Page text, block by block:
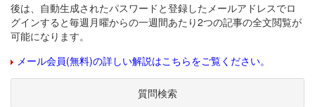
後は、自動生成されたパスワードと登録したメールアドレスでロ
グインすると毎週月曜からの一週間あたり2つの記事の全文閲覧が
可能になります。
メール会員(無料)の詳しい解説はこちらをご覧ください。
質問検索